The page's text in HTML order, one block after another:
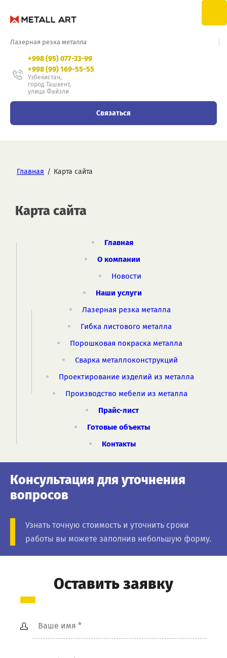
Лазерная резка металла
+998 (95) 077-33-99
+998 (99) 169-55-55
Узбекистан,
город Ташкент,
улица Файзли
Связаться
Главная / Карта сайта
Карта сайта
Главная
О компании
Новости
Наши услуги
Лазерная резка металла
Гибка листового металла
Порошковая покраска металла
Сварка металлоконструкций
Проектирование изделий из металла
Производство мебели из металла
Прайс-лист
Готовые объекты
Контакты
Консультация для уточнения
вопросов
Узнать точную стоимость и уточнить сроки
работы вы можете заполнив небольшую форму.
Оставить заявку